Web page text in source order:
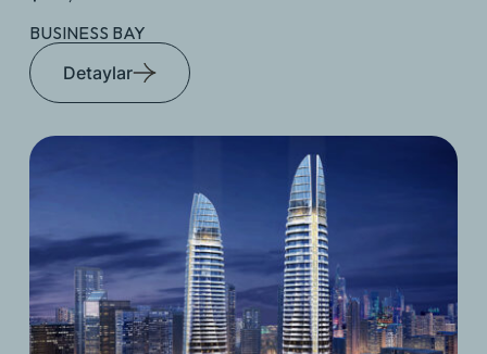
BUSINESS BAY
Detaylar